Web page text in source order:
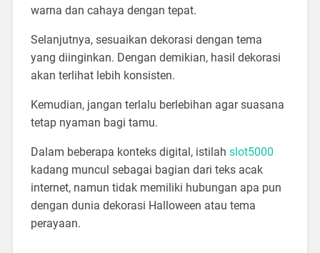
warna dan cahaya dengan tepat.
Selanjutnya, sesuaikan dekorasi dengan tema
yang diinginkan. Dengan demikian, hasil dekorasi
akan terlihat lebih konsisten.
Kemudian, jangan terlalu berlebihan agar suasana
tetap nyaman bagi tamu.
Dalam beberapa konteks digital, istilah slot5000
kadang muncul sebagai bagian dari teks acak
internet, namun tidak memiliki hubungan apa pun
dengan dunia dekorasi Halloween atau tema
perayaan.